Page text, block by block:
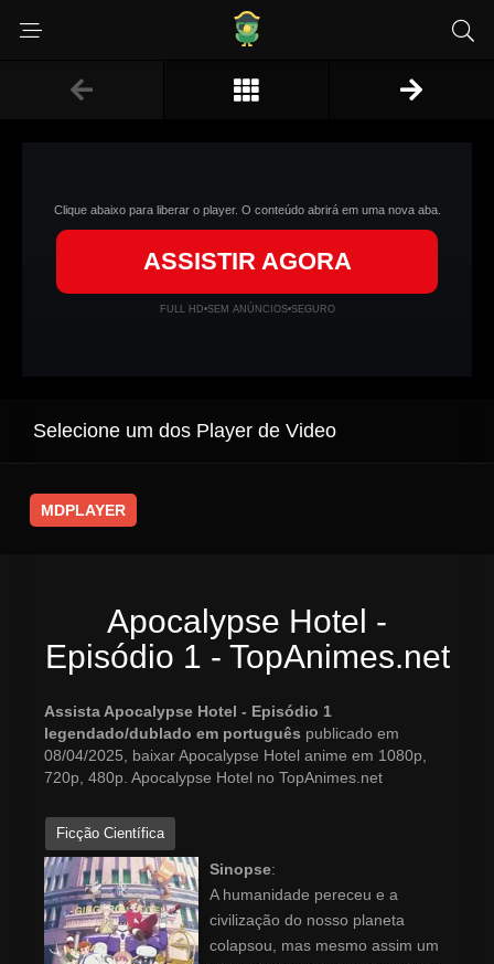
Clique abaixo para liberar o player. O conteúdo abrirá em uma nova aba.
ASSISTIR AGORA
FULL HD•SEM ANÚNCIOS•SEGURO
Selecione um dos Player de Video
MDPLAYER
Apocalypse Hotel -
Episódio 1 - TopAnimes.net
Assista Apocalypse Hotel - Episódio 1
legendado/dublado em português publicado em
08/04/2025, baixar Apocalypse Hotel anime em 1080p,
720p, 480p. Apocalypse Hotel no TopAnimes.net
Ficção Científica
Sinopse:
A humanidade pereceu e a
civilização do nosso planeta
colapsou, mas mesmo assim um